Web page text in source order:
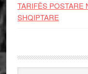
TARIFËS POSTARE
SHQIPTARE